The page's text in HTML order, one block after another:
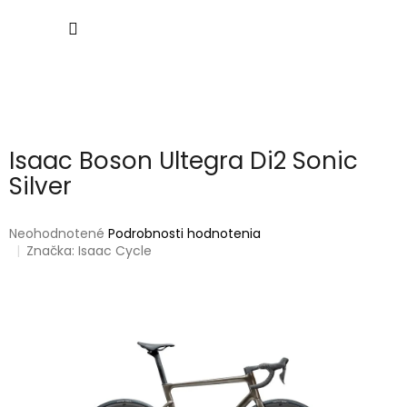
Isaac Boson Ultegra Di2 Sonic
Silver
Priemerné
hodnotenie
Neohodnotené Podrobnosti hodnotenia
Značka:Isaac Cycle